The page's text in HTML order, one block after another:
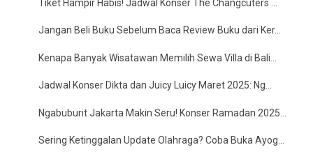
Tiket Hampir Habis! Jadwal Konser The Changcuters ...
Jangan Beli Buku Sebelum Baca Review Buku dari Ker...
Kenapa Banyak Wisatawan Memilih Sewa Villa di Bali...
Jadwal Konser Dikta dan Juicy Luicy Maret 2025: Ng...
Ngabuburit Jakarta Makin Seru! Konser Ramadan 2025...
Sering Ketinggalan Update Olahraga? Coba Buka Ayog...